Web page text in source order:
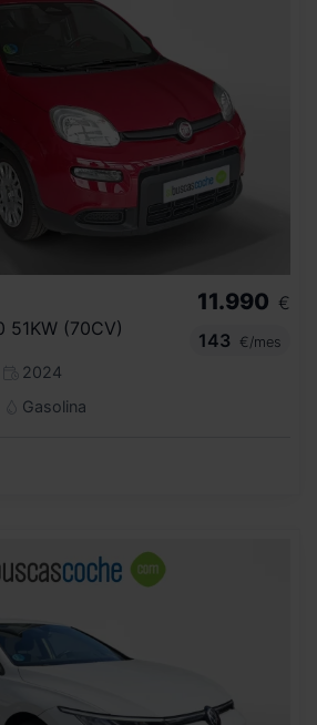
51KW (70CV)
2024
Gasolina
11.990 €
143
€/mes